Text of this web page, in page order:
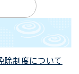
除制度について